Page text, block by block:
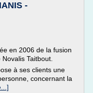
-
en 2006 de la fusion
Taitbout.
à ses clients une
concernant la